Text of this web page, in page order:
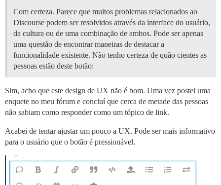
Com certeza. Parece que muitos problemas relacionados ao
Discourse podem ser resolvidos através da interface do usuário,
da cultura ou de uma combinação de ambos. Pode ser apenas
uma questão de encontrar maneiras de destacar a
funcionalidade existente. Não tenho certeza de quão cientes as
pessoas estão deste botão:
Sim, acho que este design de UX não é bom. Uma vez postei uma
enquete no meu fórum e concluí que cerca de metade das pessoas
não sabiam como responder como um tópico de link.
Acabei de tentar ajustar um pouco a UX. Pode ser mais informativo
para o usuário que o botão é pressionável.